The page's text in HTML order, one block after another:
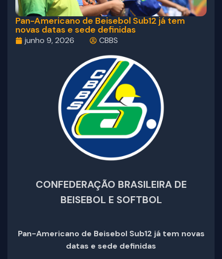
Pan-Americano de Beisebol Sub12 já tem
novas datas e sede definidas
junho 9, 2026 CBBS
CONFEDERAÇÃO BRASILEIRA DE
BEISEBOL E SOFTBOL
Pan-Americano de Beisebol Sub12 já tem novas
datas e sede definidas